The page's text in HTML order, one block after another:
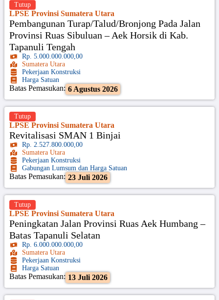
LPSE Provinsi Sumatera Utara
Pembangunan Turap/Talud/Bronjong Pada Jalan
Provinsi Ruas Sibuluan – Aek Horsik di Kab.
Tapanuli Tengah
Rp. 5.000.000.000,00
Sumatera Utara
Pekerjaan Konstruksi
Harga Satuan
Batas Pemasukan: 6 Agustus 2026
Tutup
LPSE Provinsi Sumatera Utara
Revitalisasi SMAN 1 Binjai
Rp. 2.527.800.000,00
Sumatera Utara
Pekerjaan Konstruksi
Gabungan Lumsum dan Harga Satuan
Batas Pemasukan: 23 Juli 2026
Tutup
LPSE Provinsi Sumatera Utara
Peningkatan Jalan Provinsi Ruas Aek Humbang –
Batas Tapanuli Selatan
Rp. 6.000.000.000,00
Sumatera Utara
Pekerjaan Konstruksi
Harga Satuan
Batas Pemasukan: 13 Juli 2026
Tutup